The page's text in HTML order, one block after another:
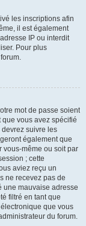
les inscriptions afin
il est également
IP ou interdit
Pour plus
mot de passe soient
que vous avez spécifié
suivre les
également que
vous-même ou soit par
; cette
aviez reçu un
ne recevez pas de
une mauvaise adresse
filtré en tant que
que vous
du forum.